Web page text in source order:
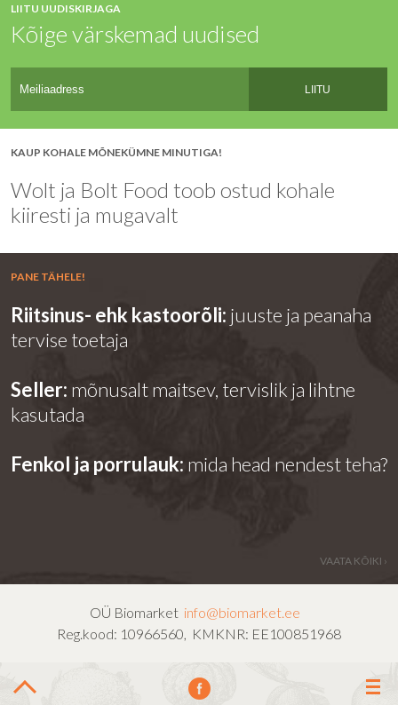
LIITU UUDISKIRJAGA
Kõige värskemad uudised
LIITU
KAUP KOHALE MÕNEKÜMNE MINUTIGA!
Wolt ja Bolt Food toob ostud kohale
kiiresti ja mugavalt
PANE TÄHELE!
Riitsinus- ehk kastoorõli: juuste ja peanaha
tervise toetaja
Seller: mõnusalt maitsev, tervislik ja lihtne
kasutada
Fenkol ja porrulauk: mida head nendest teha?
VAATA KÕIKI ›
OÜ Biomarket info@biomarket.ee
Reg.kood: 10966560, KMKNR: EE100851968